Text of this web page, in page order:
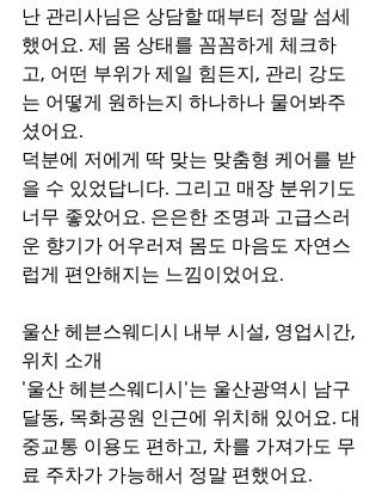
난 관리사님은 상담할 때부터 정말 섬세
했어요. 제 몸 상태를 꼼꼼하게 체크하
고, 어떤 부위가 제일 힘든지, 관리 강도
는 어떻게 원하는지 하나하나 물어봐주
셨어요.
덕분에 저에게 딱 맞는 맞춤형 케어를 받
을 수 있었답니다. 그리고 매장 분위기도
너무 좋았어요. 은은한 조명과 고급스러
운 향기가 어우러져 몸도 마음도 자연스
럽게 편안해지는 느낌이었어요.
울산 헤븐스웨디시 내부 시설, 영업시간,
위치 소개
'울산 헤븐스웨디시'는 울산광역시 남구
달동, 목화공원 인근에 위치해 있어요. 대
중교통 이용도 편하고, 차를 가져가도 무
료 주차가 가능해서 정말 편했어요.